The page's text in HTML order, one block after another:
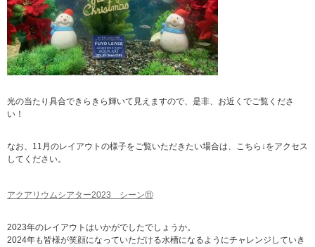
光の当たり具合できらきら輝いて見えますので、是非、お近くでご覧くださ
い！
なお、11月のレイアウトの様子をご覧いただきたい場合は、こちら↓をアクセス
してください。
アクアリウムシアター2023 シーン⑪
2023年のレイアウトはいかがでしたでしょうか。
2024年も皆様が笑顔になっていただける水槽になるようにチャレンジしていき